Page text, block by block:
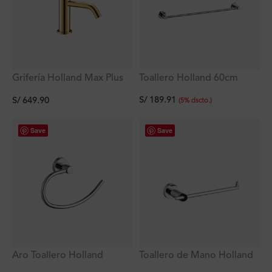
Grifería Holland Max Plus
Mueble
S/649.90
Toallero Holland 60cm
S/189.91 (5% dscto.)
Save
Aro Toallero Holland
Save
Toallero de Mano Holland